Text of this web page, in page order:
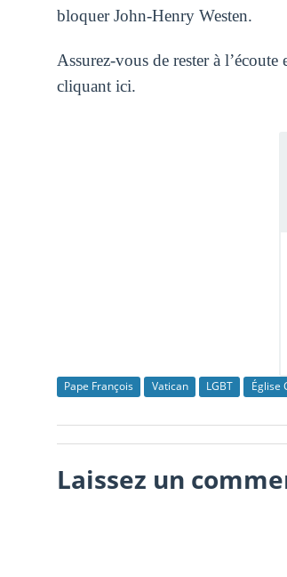
bloquer John-Henry Westen.
Assurez-vous de rester à
cliquant ici.
Pape François Vatican LGBT Église
Laissez un